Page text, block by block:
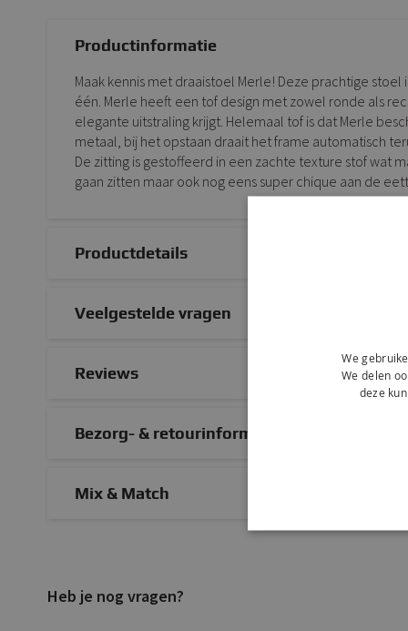
Productinformatie
Maak kennis met draaistoel Merle! Deze prachtige
één. Merle heeft een tof design met zowel ronde als
elegante uitstraling krijgt. Helemaal tof is dat Merle
metaal, bij het opstaan draait het frame automatisch
De zitting is gestoffeerd in een zachte texture stof wat
gaan zitten maar ook nog eens super chique aan de
Productdetails
Veelgestelde vragen
Reviews
Bezorg- & retourinformatie
Mix & Match
Heb je nog vragen?
We
We delen
deze